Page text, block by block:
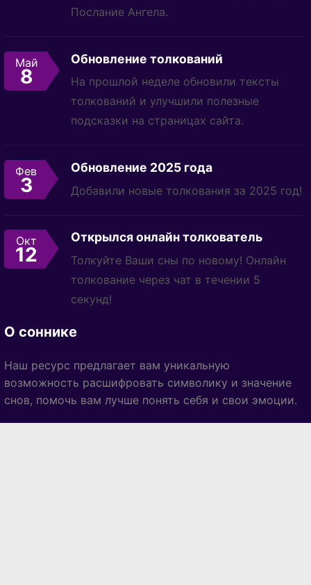
Послание Ангела.
Май
8
Обновление толкований
На прошлой неделе обновили тексты
толкований и улучшили полезные
подсказки на страницах сайта.
Фев
3
Обновление 2025 года
Добавили новые толкования за 2025 год!
Окт
12
Открылся онлайн толкователь
Толкуйте Ваши сны по новому! Онлайн
толкование через чат в течении 5
секунд!
О соннике
Наш ресурс предлагает вам уникальную
возможность расшифровать символику и значение
снов, помочь вам лучше понять себя и свои эмоции.